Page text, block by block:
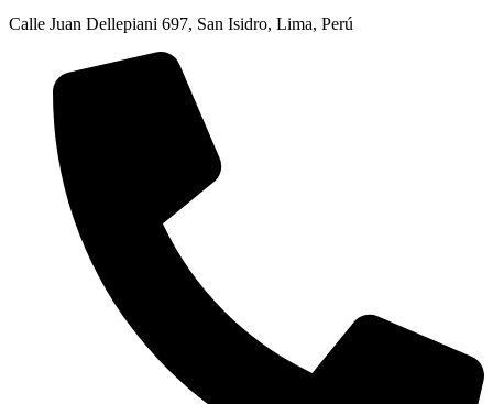
Calle Juan Dellepiani 697, San Isidro, Lima, Perú